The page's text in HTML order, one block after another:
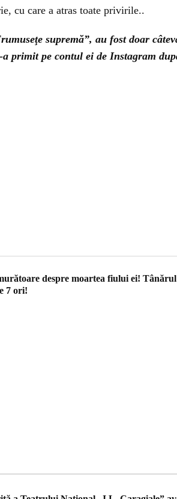
cu care a atras toate privirile..
supremă”, au fost doar
primit pe contul ei de Instagram
despre moartea fiului ei! Tânărul
7 ori!